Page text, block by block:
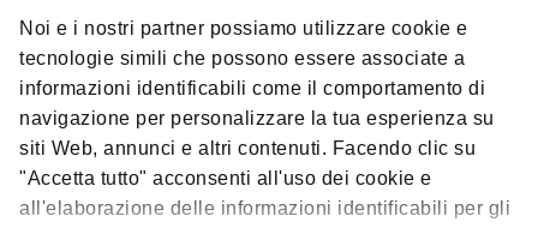
Noi e i nostri partner possiamo utilizzare cookie e
tecnologie simili che possono essere associate a
informazioni identificabili come il comportamento di
navigazione per personalizzare la tua esperienza su
siti Web, annunci e altri contenuti. Facendo clic su
"Accetta tutto" acconsenti all'uso dei cookie e
all'elaborazione delle informazioni identificabili per gli